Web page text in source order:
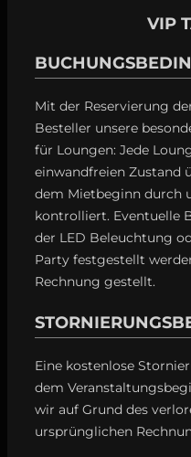
VIP
Mit der Reservierung
Besteller unsere
für Loungen: Jede
einwandfreien Zustand
dem Mietbeginn durch
kontrolliert. Eventuelle
der LED Beleuchtung
Party festgestellt
Rechnung gestellt.
Eine kostenlose
dem
wir auf Grund des
ursprünglichen